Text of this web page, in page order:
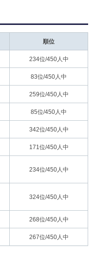
順位
234位/450人中
83位/450人中
259位/450人中
85位/450人中
342位/450人中
171位/450人中
234位/450人中
324位/450人中
268位/450人中
267位/450人中